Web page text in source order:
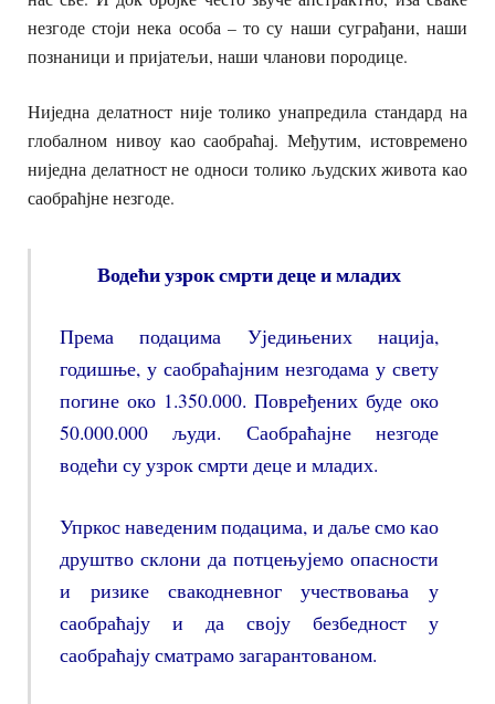
незгоде стоји нека особа – то су наши суграђани, наши
познаници и пријатељи, наши чланови породице.
Ниједна делатност није толико унапредила стандард на
глобалном нивоу као саобраћај. Међутим, истовремено
ниједна делатност не односи толико људских живота као
саобраћјне незгоде.
Водећи узрок смрти деце и младих
Према подацима Уједињених нација,
годишње, у саобраћајним незгодама у свету
погине око 1.350.000. Повређених буде око
50.000.000 људи. Саобраћајне незгоде
водећи су узрок смрти деце и младих.
Упркос наведеним подацима, и даље смо као
друштво склони да потцењујемо опасности
и ризике свакодневног учествовања у
саобраћају и да своју безбедност у
саобраћају сматрамо загарантованом.